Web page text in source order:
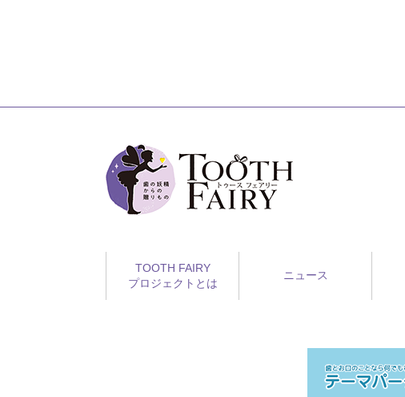
TOOTH FAIRY
プロジェクトとは
ニュース